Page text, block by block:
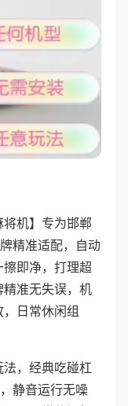
将机】专为邯郸
精准适配，自动
即净，打理超
准无失误，机
日常休闲组
，经典吃碰杠
静音运行无噪